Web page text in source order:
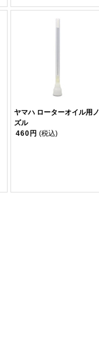
ヤマハ ローターオイル用ノ
ズル
460円 (税込)